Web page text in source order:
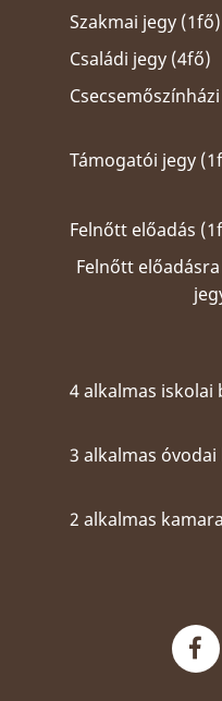
Szakmai jegy (1fő)
Családi jegy (4fő)
Támogatói jegy
Felnőtt előadás
Felnőtt előadásra
4 alkalmas iskolai
3 alkalmas
2 alkalmas